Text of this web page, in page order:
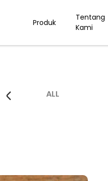
Produk
Tentang
Kami
ALL